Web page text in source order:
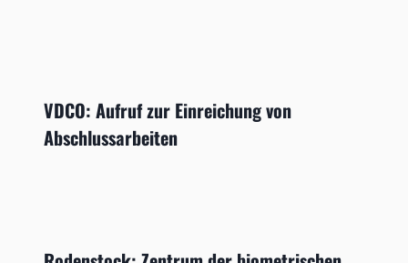
VDCO: Aufruf zur Einreichung von
Abschlussarbeiten